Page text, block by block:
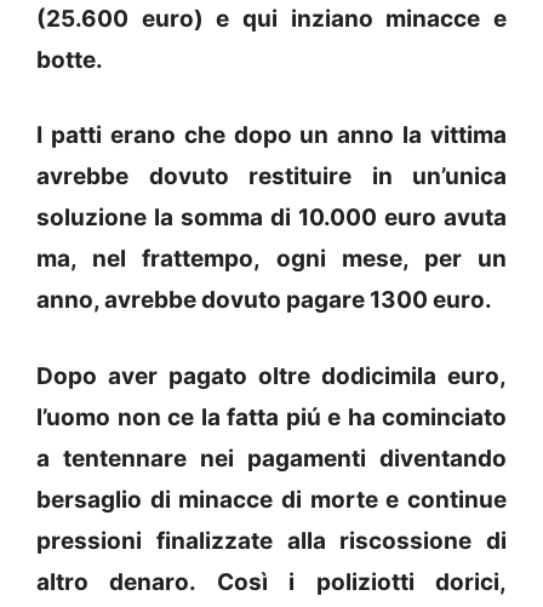
(25.600 euro) e qui inziano minacce e
botte.
I patti erano che dopo un anno la vittima
avrebbe dovuto restituire in un’unica
soluzione la somma di 10.000 euro avuta
ma, nel frattempo, ogni mese, per un
anno, avrebbe dovuto pagare 1300 euro.
Dopo aver pagato oltre dodicimila euro,
l’uomo non ce la fatta piú e ha cominciato
a tentennare nei pagamenti diventando
bersaglio di minacce di morte e continue
pressioni finalizzate alla riscossione di
altro denaro. Così i poliziotti dorici,